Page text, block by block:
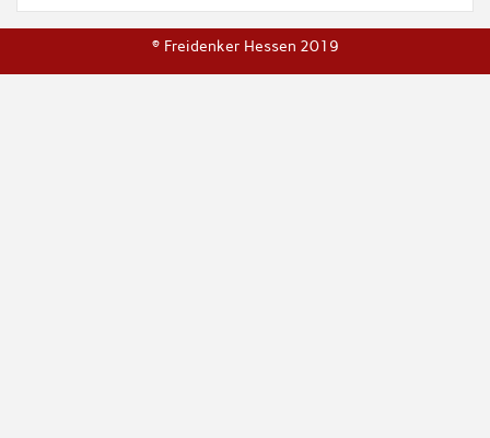
© Freidenker Hessen 2019